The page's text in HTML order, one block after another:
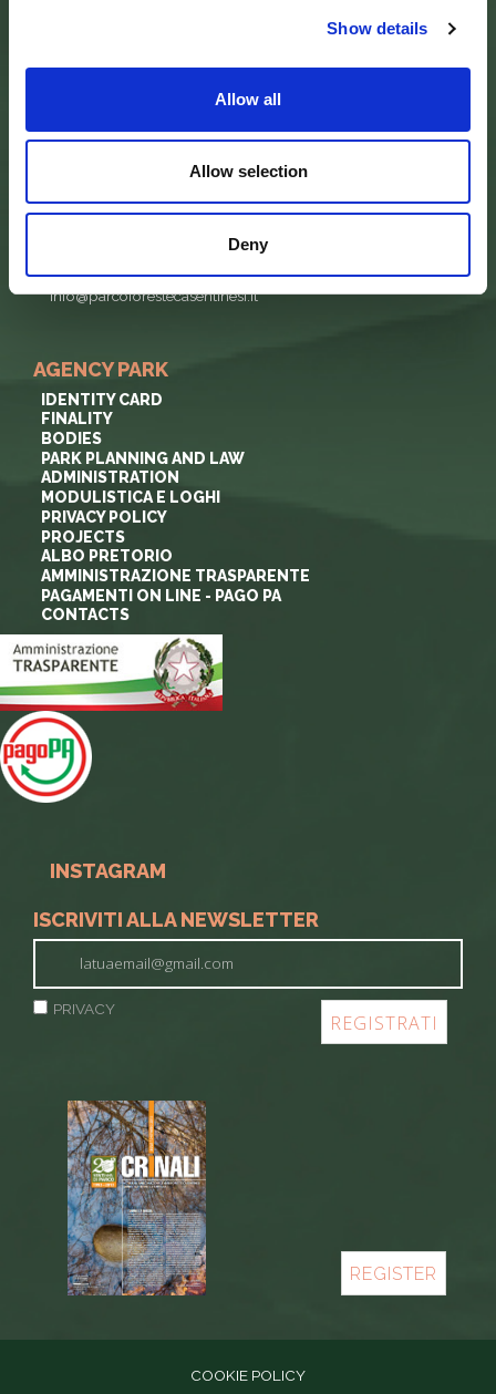
Show details
Allow all
Allow selection
Deny
52015 Pratovecchio - AR
Via P. Nefetti, 3
info@parcoforestecasentinesi.it
AGENCY PARK
IDENTITY CARD
FINALITY
BODIES
PARK PLANNING AND LAW
ADMINISTRATION
MODULISTICA E LOGHI
PRIVACY POLICY
PROJECTS
ALBO PRETORIO
AMMINISTRAZIONE TRASPARENTE
PAGAMENTI ON LINE - PAGO PA
CONTACTS
INSTAGRAM
ISCRIVITI ALLA NEWSLETTER
PRIVACY
REGISTER
COOKIE POLICY